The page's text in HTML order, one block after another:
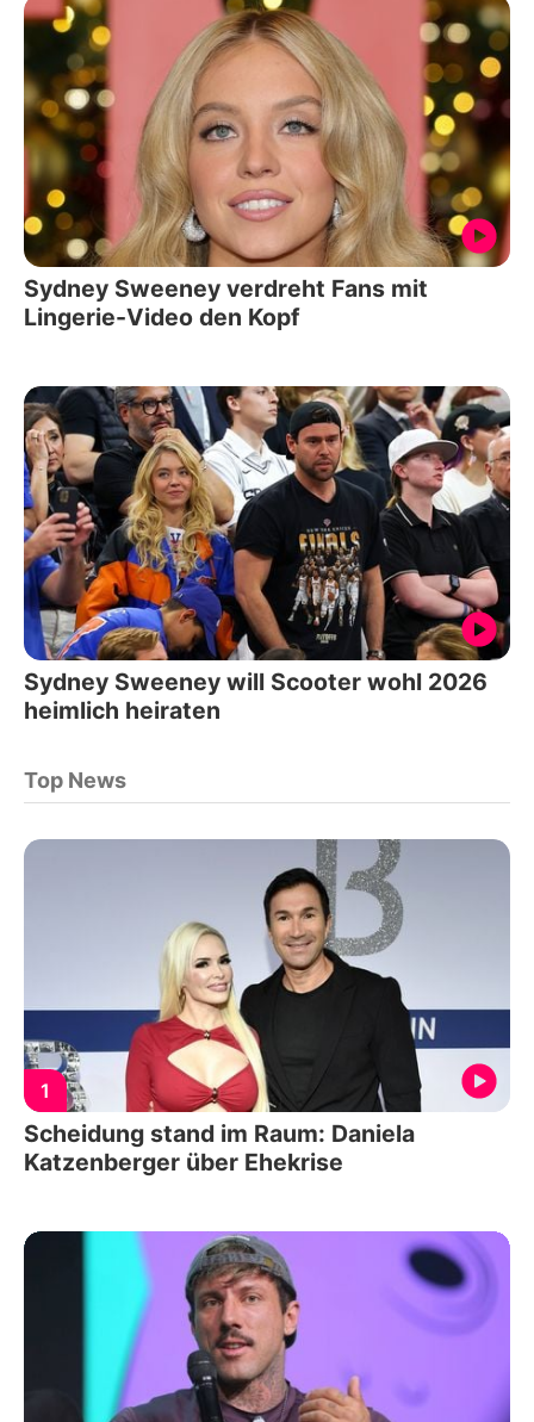
Sydney Sweeney verdreht Fans mit
Lingerie-Video den Kopf
Sydney Sweeney will Scooter wohl 2026
heimlich heiraten
Top News
1
Scheidung stand im Raum: Daniela
Katzenberger über Ehekrise